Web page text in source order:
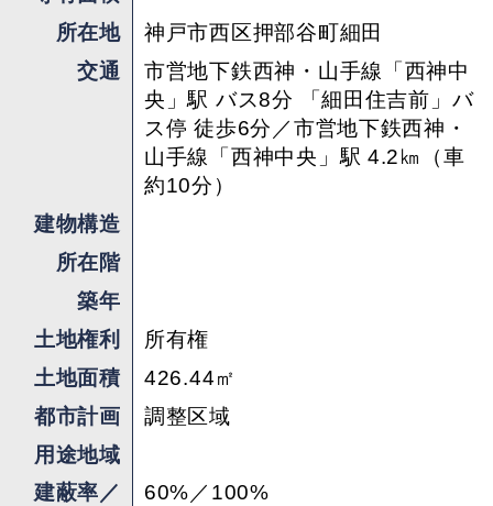
央駅まで乗車時間は10分以内。基本的には車生活
になると思いますが、公共交通機関での移動も意
外と便利ですよ。
まちと農村が近い神戸ならではの、自然とともに
あるライフスタイルをここでつくっていきません
か？
※本物件は建物の新築が制限されている市街化調
整区域内ですが、居宅の建築が可能と確認済みで
す。
※建築条件付土地：本件土地売買契約は、契約締
結後３ヶ月以内に売主が指定する建設会社との間
で建築工事請負契約が成立することを条件として
効力を生じます。期限までに、建築工事請負契約
所在地
神戸市西区押部谷町細田
交通
市営地下鉄西神・山手線「西神中
央」駅 バス8分 「細田住吉前」バ
ス停 徒歩6分／市営地下鉄西神・
山手線「西神中央」駅 4.2㎞（車
約10分）
建物構造
所在階
築年
土地権利
所有権
土地面積
426.44㎡
都市計画
調整区域
用途地域
建蔽率／
60%／100%